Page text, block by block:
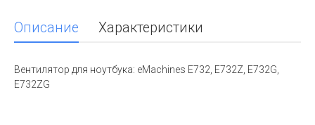
Описание Характеристики
Вентилятор для ноутбука: eMachines E732, E732Z, E732G,
E732ZG